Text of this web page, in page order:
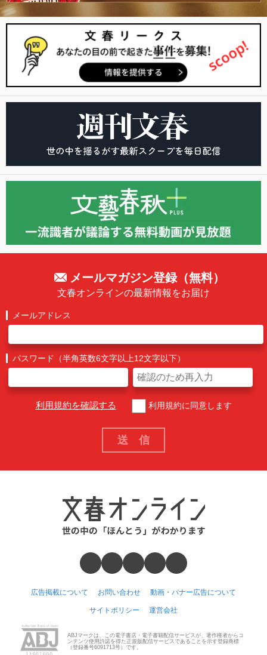
メールマガジン登録（無料）
文春オンラインの最新情報をお届け
メールアドレス
パスワード（半角英数6文字以上12文字以下）
利用規約を確認する 利用規約に同意します
広告掲載について お問い合わせ 動画・バナー広告について
サイトポリシー 運営会社
ABJマークは、この電子書店・電子書籍配信サービスが、著作権者からコ
ンテンツ使用許諾を得た正規版配信サービスであることを示す登録商標
（登録番号6091713号）です。